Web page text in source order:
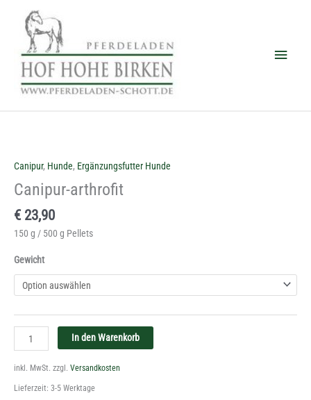
springen
Canipur, Hunde, Ergänzungsfutter Hunde
Canipur-arthrofit
€ 23,90
150 g / 500 g Pellets
Gewicht
In den Warenkorb
inkl. MwSt. zzgl. Versandkosten
Lieferzeit: 3-5 Werktage